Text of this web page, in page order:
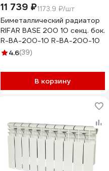
11 739 ₽1173.9 ₽/шт
Биметаллический радиатор
RIFAR BASE 200 10 секц. бок.
R-BA-200-10 R-BA-200-10
4.6(39)
В корзину